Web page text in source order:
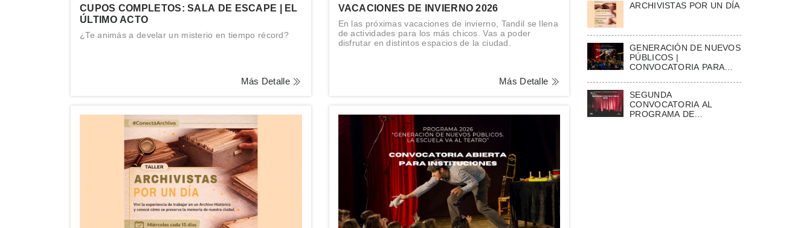
CUPOS COMPLETOS: SALA DE ESCAPE | EL
ÚLTIMO ACTO
¿Te animás a develar un misterio en tiempo récord?
Más Detalle
VACACIONES DE INVIERNO 2026
En las próximas vacaciones de invierno, Tandil se llena
de actividades para los más chicos. Vas a poder
disfrutar en distintos espacios de la ciudad.
Más Detalle
ARCHIVISTAS POR UN DÍA
GENERACIÓN DE NUEVOS
PÚBLICOS |
CONVOCATORIA PARA
SEGUNDA
CONVOCATORIA AL
PROGRAMA DE